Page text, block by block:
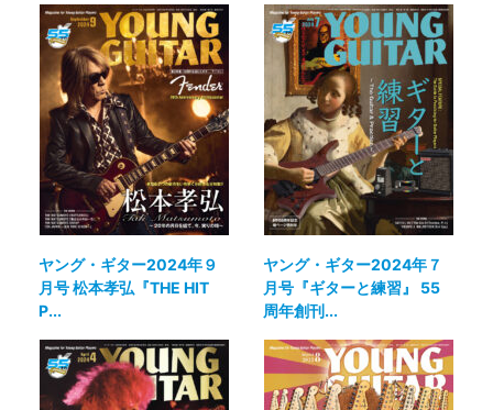
ヤング・ギター2024年９
月号 松本孝弘『THE HIT
P...
ヤング・ギター2024年７
月号『ギターと練習』 55
周年創刊...